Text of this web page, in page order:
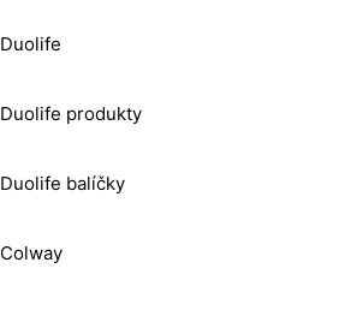
Duolife
Duolife produkty
Duolife balíčky
Colway